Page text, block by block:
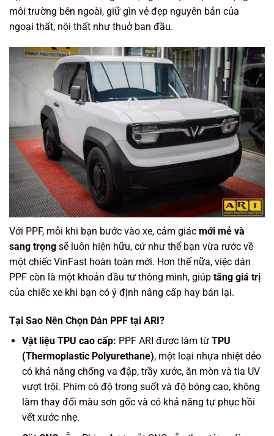
môi trường bên ngoài, giữ gìn vẻ đẹp nguyên bản của
ngoại thất, nội thất như thuở ban đầu.
Với PPF, mỗi khi bạn bước vào xe, cảm giác mới mẻ và
sang trọng sẽ luôn hiện hữu, cứ như thể bạn vừa rước về
một chiếc VinFast hoàn toàn mới. Hơn thế nữa, việc dán
PPF còn là một khoản đầu tư thông minh, giúp tăng giá trị
của chiếc xe khi bạn có ý định nâng cấp hay bán lại.
Tại Sao Nên Chọn Dán PPF tại ARI?
Vật liệu TPU cao cấp: PPF ARI được làm từ TPU
(Thermoplastic Polyurethane), một loại nhựa nhiệt dẻo
có khả năng chống va đập, trầy xước, ăn mòn và tia UV
vượt trội. Phim có độ trong suốt và độ bóng cao, không
làm thay đổi màu sơn gốc và có khả năng tự phục hồi
vết xước nhẹ.